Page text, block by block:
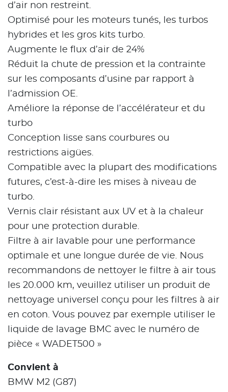
d’air non restreint.
Optimisé pour les moteurs tunés, les turbos
hybrides et les gros kits turbo.
Augmente le flux d’air de 24%
Réduit la chute de pression et la contrainte
sur les composants d’usine par rapport à
l’admission OE.
Améliore la réponse de l’accélérateur et du
turbo
Conception lisse sans courbures ou
restrictions aigües.
Compatible avec la plupart des modifications
futures, c’est-à-dire les mises à niveau de
turbo.
Vernis clair résistant aux UV et à la chaleur
pour une protection durable.
Filtre à air lavable pour une performance
optimale et une longue durée de vie. Nous
recommandons de nettoyer le filtre à air tous
les 20.000 km, veuillez utiliser un produit de
nettoyage universel conçu pour les filtres à air
en coton. Vous pouvez par exemple utiliser le
liquide de lavage BMC avec le numéro de
pièce « WADET500 »
Convient à
BMW M2 (G87)